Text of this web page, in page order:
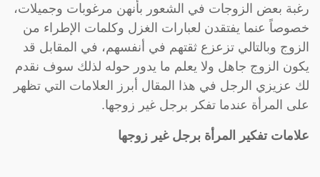
رغبة بعض الزوجات في الشعور بأنهن مرغوبات وجميلات،
خصوصاً عنما يفتقدن لعبارات الغزل وكلمات الإطراء من
الزوج وبالتالي تزعزع ثقتهم في أنفسهم، في المقابل قد
يكون الزوج جاهل ولا يعلم ما يدور حوله لذلك سوف نقدم
لك عزيزي الرجل في هذا المقال أبرز العلامات التي تظهر
على المرأة عندما تفكر برجل غير زوجها.
علامات تفكير المرأة برجل غير زوجها